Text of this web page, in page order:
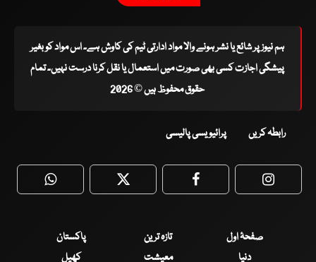
ہم نیوز پر شائع یا نشر ہونے والا مواد ادارتی ٹیم کی کاوش ہے۔ اس مواد کو بغیر
پیشگی اجازت کسی بھی صورت میں استعمال یا نقل کرنا درست نہیں۔ تمام
حقوق محفوظ ہیں © 2026
رابطہ کریں پرائیویسی پالیسی
WhatsApp Twitter Facebook
صفحۂ اول تازہ ترین
پاکستان
دنیا
معیشت کھیل